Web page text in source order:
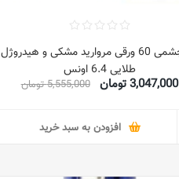
پچ چشمی 60 ورقی مروارید مشکی و هیدروژل
طلایی 6.4 اونس
3,047,000 تومان 5,555,000 تومان
افزودن به سبد خرید